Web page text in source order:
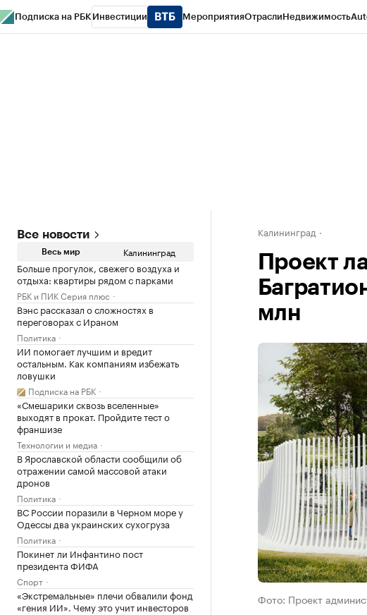
Подписка на РБК Инвестиции МероприятияОтраслиНедвижимость
Все новости
Весь мир Калининград
Больше прогулок, свежего воздуха и
отдыха: квартиры рядом с парками
РБК и ПИК Серия плюс
Вэнс рассказал о сложностях в
переговорах с Ираном
Политика
ИИ помогает лучшим и вредит
остальным. Как компаниям избежать
ловушки
Подписка на РБК
«Смешарики сквозь вселенные»
выходят в прокат. Пройдите тест о
франшизе
Технологии и медиа
В Ярославской области сообщили об
отражении самой массовой атаки
дронов
Политика
ВС России поразили в Черном море у
Одессы два украинских сухогруза
Политика
Покинет ли Инфантино пост
президента ФИФА
Спорт
«Экстремальные» плечи обвалили фонд
«гения ИИ». Чему это учит инвесторов
Калининград
Проект
млн
Фото: Проект